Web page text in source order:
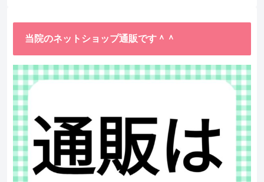
当院のネットショップ通販です＾＾